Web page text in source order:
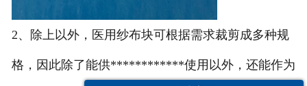
2、除上以外，医用纱布块可根据需求裁剪成多种规
格，因此除了能供************使用以外，还能作为